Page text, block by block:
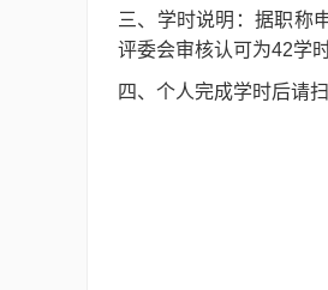
三、学时说明：据职称
评委会审核认可为42学时
四、 个人完成学时后请